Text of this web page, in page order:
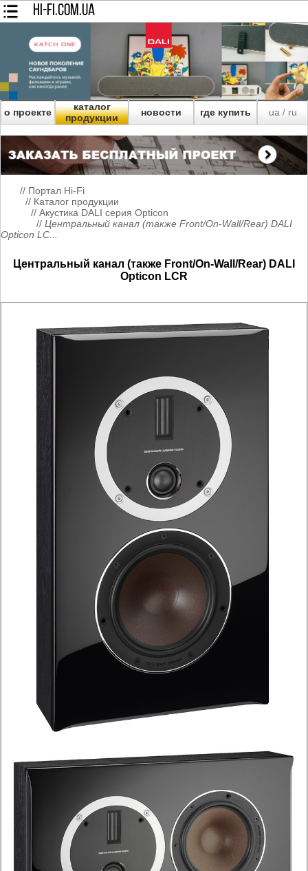
HI-FI.COM.UA
о проекте
каталог
продукции
новости где купить ua/ ru
// Портал Hi-Fi
// Каталог продукции
// Акустика DALI серия Opticon
// Центральный канал (также Front/On-Wall/Rear) DALI
Opticon LC...
Центральный канал (также Front/On-Wall/Rear) DALI
Opticon LCR